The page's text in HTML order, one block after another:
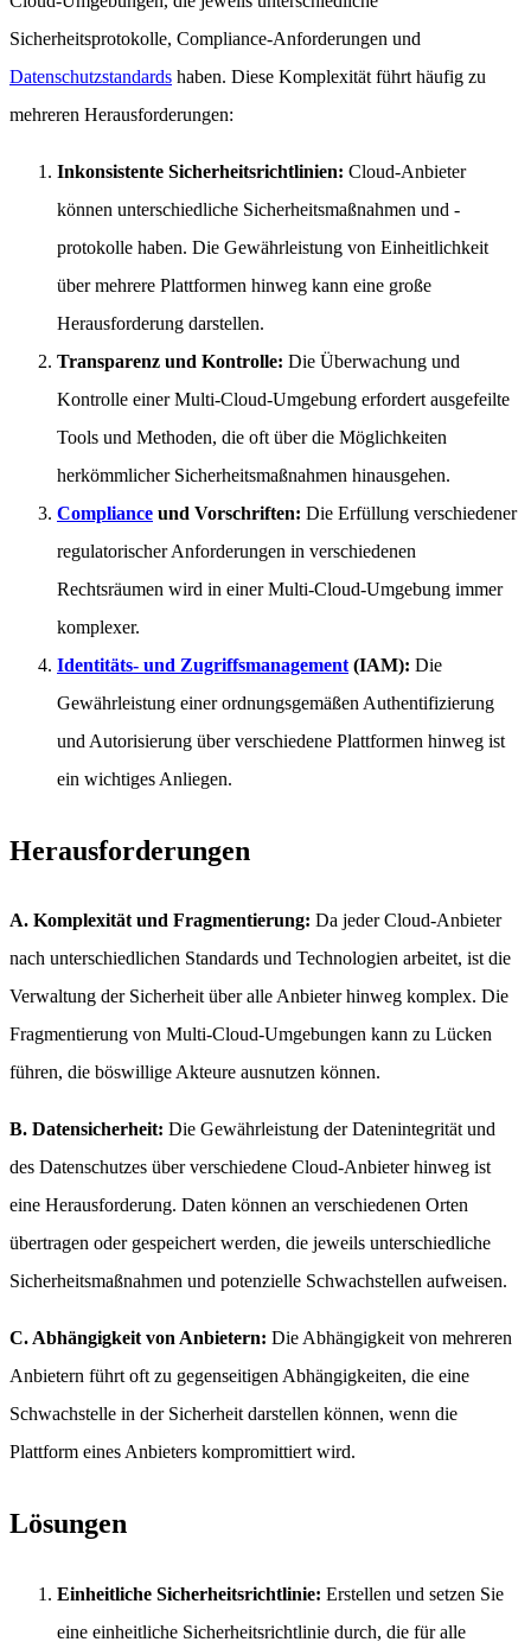
Sicherheitsprotokolle, Compliance-Anforderungen und
Datenschutzstandards haben. Diese Komplexität führt häufig zu
mehreren Herausforderungen:
Inkonsistente Sicherheitsrichtlinien: Cloud-Anbieter
können unterschiedliche Sicherheitsmaßnahmen und -
protokolle haben. Die Gewährleistung von Einheitlichkeit
über mehrere Plattformen hinweg kann eine große
Herausforderung darstellen.
Transparenz und Kontrolle: Die Überwachung und
Kontrolle einer Multi-Cloud-Umgebung erfordert ausgefeilte
Tools und Methoden, die oft über die Möglichkeiten
herkömmlicher Sicherheitsmaßnahmen hinausgehen.
Compliance und Vorschriften: Die Erfüllung verschiedener
regulatorischer Anforderungen in verschiedenen
Rechtsräumen wird in einer Multi-Cloud-Umgebung immer
komplexer.
Identitäts- und Zugriffsmanagement (IAM): Die
Gewährleistung einer ordnungsgemäßen Authentifizierung
und Autorisierung über verschiedene Plattformen hinweg ist
ein wichtiges Anliegen.
Herausforderungen
A. Komplexität und Fragmentierung: Da jeder Cloud-Anbieter
nach unterschiedlichen Standards und Technologien arbeitet, ist die
Verwaltung der Sicherheit über alle Anbieter hinweg komplex. Die
Fragmentierung von Multi-Cloud-Umgebungen kann zu Lücken
führen, die böswillige Akteure ausnutzen können.
B. Datensicherheit: Die Gewährleistung der Datenintegrität und
des Datenschutzes über verschiedene Cloud-Anbieter hinweg ist
eine Herausforderung. Daten können an verschiedenen Orten
übertragen oder gespeichert werden, die jeweils unterschiedliche
Sicherheitsmaßnahmen und potenzielle Schwachstellen aufweisen.
C. Abhängigkeit von Anbietern: Die Abhängigkeit von mehreren
Anbietern führt oft zu gegenseitigen Abhängigkeiten, die eine
Schwachstelle in der Sicherheit darstellen können, wenn die
Plattform eines Anbieters kompromittiert wird.
Lösungen
Einheitliche Sicherheitsrichtlinie: Erstellen und setzen Sie
eine einheitliche Sicherheitsrichtlinie durch, die für alle